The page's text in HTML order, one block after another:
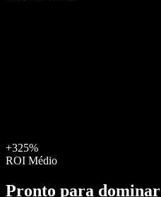
+325%
ROI Médio
Pronto para dominar